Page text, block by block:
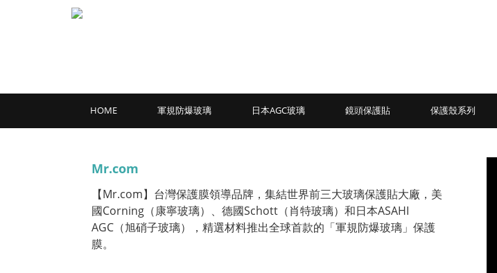
HOME 軍規防爆玻璃 日本AGC玻璃 鏡頭保護貼 保護殼系列
Mr.com
【Mr.com】台灣保護膜領導品牌，集結世界前三大玻璃保護貼大廠，美
國Corning（康寧玻璃）、德國Schott（肖特玻璃）和日本ASAHI
AGC（旭硝子玻璃），精選材料推出全球首款的「軍規防爆玻璃」保護
膜。